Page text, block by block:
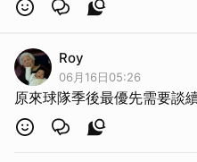
Roy
06月16日05:26
原來球隊季後最優先需要談